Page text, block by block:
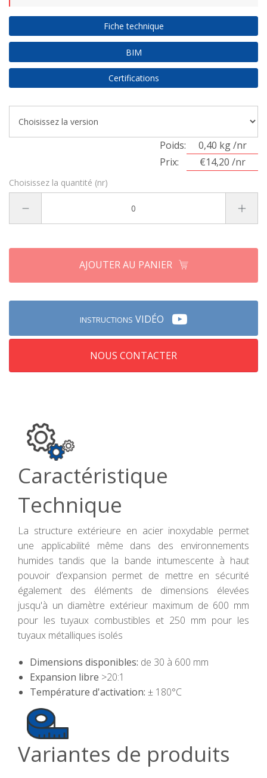
Fiche technique
BIM
Certifications
Poids:
0,40 kg /nr
Prix:
€14,20 /nr
Choisissez la quantité (nr)
INSTRUCTIONS VIDÉO
NOUS CONTACTER
AJOUTER AU PANIER
Caractéristique
Technique
La structure extérieure en acier inoxydable permet
une applicabilité même dans des environnements
humides tandis que la bande intumescente à haut
pouvoir d’expansion permet de mettre en sécurité
également des éléments de dimensions élevées
jusqu'à un diamètre extérieur maximum de 600 mm
pour les tuyaux combustibles et 250 mm pour les
tuyaux métalliques isolés
Dimensions disponibles: de 30 à 600 mm
Expansion libre >20:1
Température d'activation: ± 180°C
Variantes de produits